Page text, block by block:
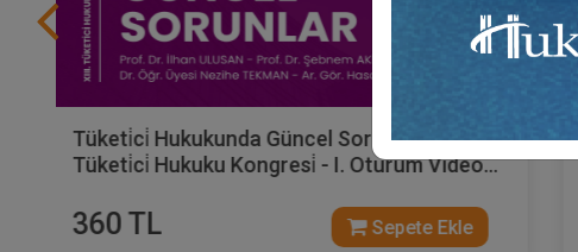
Tüketi̇ci̇ Hukukunda Güncel Sorunlar - XIII.
Tüketi̇ci̇ Hukuku Kongresi̇ - I. Oturum Video
360 TL Sepete Ekle